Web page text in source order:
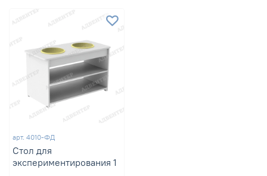
арт. 4010-ФД
Стол для
экспериментирования 1